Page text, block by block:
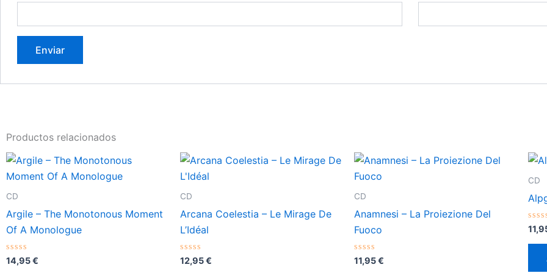
Productos relacionados
CD
Argile – The Monotonous Moment
Of A Monologue
Valorado
con
14,95€
CD
Arcana Coelestia – Le Mirage De
L’Idéal
Valorado
con
12,95€
CD
Anamnesi – La Proiezione Del
Fuoco
Valorado
con
11,95€
CD
con
0